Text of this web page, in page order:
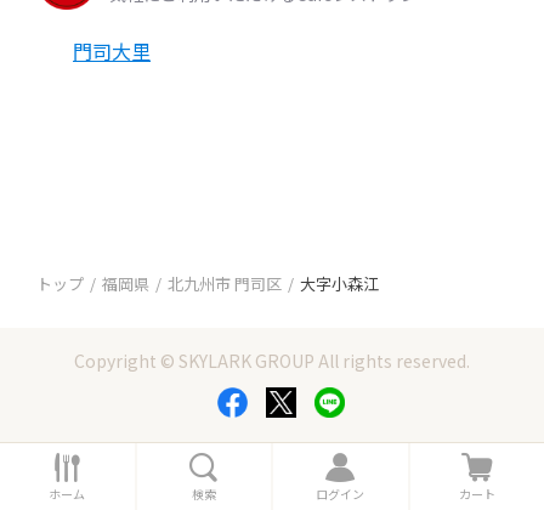
門司大里
トップ 福岡県 北九州市 門司区 大字小森江
Copyright © SKYLARK GROUP All rights reserved.
ホ
ー
ホーム 索
検索
ロ
グ
ログイン
カ
ー
カート